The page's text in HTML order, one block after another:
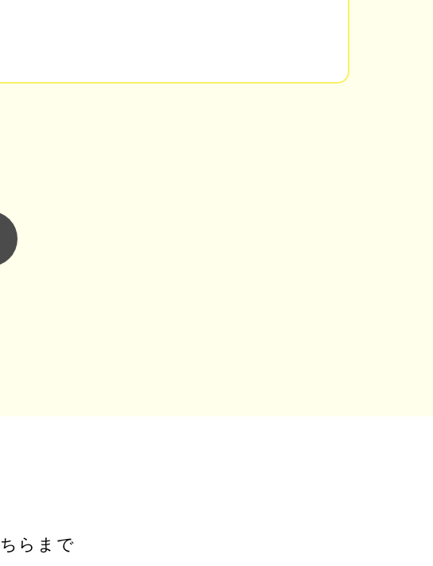
らまで